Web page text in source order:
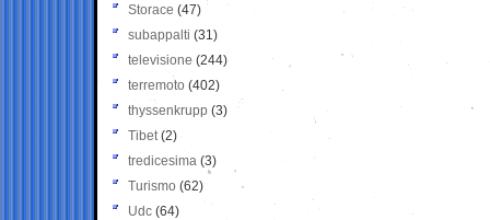
Storace (47)
subappalti (31)
televisione(244)
terremoto (402)
thyssenkrupp (3)
Tibet(2)
tredicesima (3)
Turismo (62)
Udc (64)